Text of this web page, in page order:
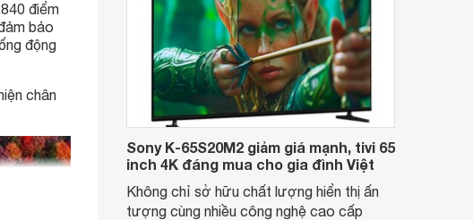
điểm
bảo
động
chân
Sony K-65S20M2 giảm giá mạnh, tivi 65
inch 4K đáng mua cho gia đình Việt
Không chỉ sở hữu chất lượng hiển thị ấn
tượng cùng nhiều công nghệ cao cấp